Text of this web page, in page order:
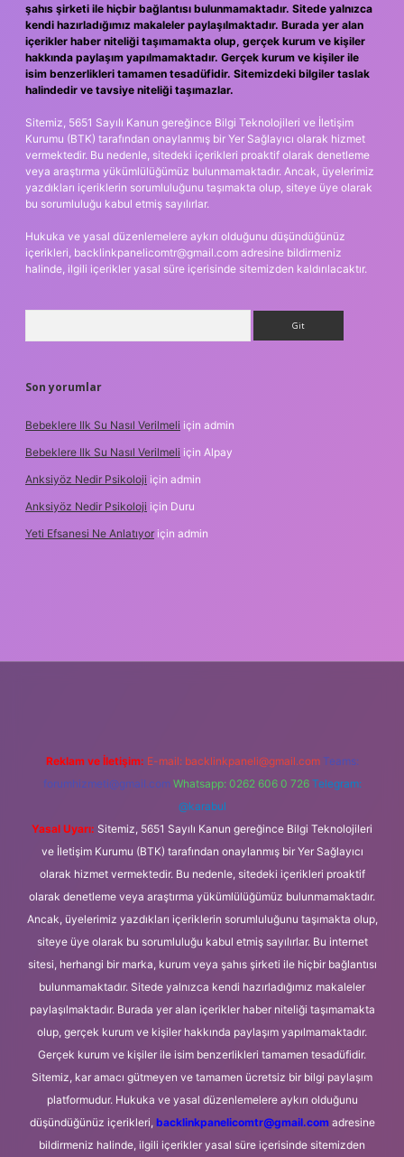
şahıs şirketi ile hiçbir bağlantısı bulunmamaktadır. Sitede yalnızca
kendi hazırladığımız makaleler paylaşılmaktadır. Burada yer alan
içerikler haber niteliği taşımamakta olup, gerçek kurum ve kişiler
hakkında paylaşım yapılmamaktadır. Gerçek kurum ve kişiler ile
isim benzerlikleri tamamen tesadüfidir. Sitemizdeki bilgiler taslak
halindedir ve tavsiye niteliği taşımazlar.
Sitemiz, 5651 Sayılı Kanun gereğince Bilgi Teknolojileri ve İletişim
Kurumu (BTK) tarafından onaylanmış bir Yer Sağlayıcı olarak hizmet
vermektedir. Bu nedenle, sitedeki içerikleri proaktif olarak denetleme
veya araştırma yükümlülüğümüz bulunmamaktadır. Ancak, üyelerimiz
yazdıkları içeriklerin sorumluluğunu taşımakta olup, siteye üye olarak
bu sorumluluğu kabul etmiş sayılırlar.
Hukuka ve yasal düzenlemelere aykırı olduğunu düşündüğünüz
içerikleri, backlinkpanelicomtr@gmail.com adresine bildirmeniz
halinde, ilgili içerikler yasal süre içerisinde sitemizden kaldırılacaktır.
Son yorumlar
Bebeklere Ilk Su Nasıl Verilmeli için admin
Bebeklere Ilk Su Nasıl Verilmeli için Alpay
Anksiyöz Nedir Psikoloji için admin
Anksiyöz Nedir Psikoloji için Duru
Yeti Efsanesi Ne Anlatıyor için admin
Reklam ve İletişim: E-mail: backlinkpaneli@gmail.com Teams:
forumhizmeti@gmail.com Whatsapp: 0262 606 0 726 Telegram:
@karabul
Yasal Uyarı: Sitemiz, 5651 Sayılı Kanun gereğince Bilgi Teknolojileri
ve İletişim Kurumu (BTK) tarafından onaylanmış bir Yer Sağlayıcı
olarak hizmet vermektedir. Bu nedenle, sitedeki içerikleri proaktif
olarak denetleme veya araştırma yükümlülüğümüz bulunmamaktadır.
Ancak, üyelerimiz yazdıkları içeriklerin sorumluluğunu taşımakta olup,
siteye üye olarak bu sorumluluğu kabul etmiş sayılırlar. Bu internet
sitesi, herhangi bir marka, kurum veya şahıs şirketi ile hiçbir bağlantısı
bulunmamaktadır. Sitede yalnızca kendi hazırladığımız makaleler
paylaşılmaktadır. Burada yer alan içerikler haber niteliği taşımamakta
olup, gerçek kurum ve kişiler hakkında paylaşım yapılmamaktadır.
Gerçek kurum ve kişiler ile isim benzerlikleri tamamen tesadüfidir.
Sitemiz, kar amacı gütmeyen ve tamamen ücretsiz bir bilgi paylaşım
platformudur. Hukuka ve yasal düzenlemelere aykırı olduğunu
düşündüğünüz içerikleri, backlinkpanelicomtr@gmail.comadresine
bildirmeniz halinde, ilgili içerikler yasal süre içerisinde sitemizden